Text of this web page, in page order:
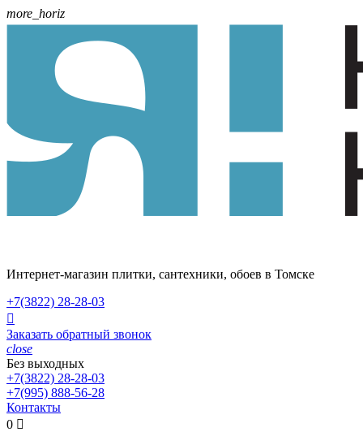
more_horiz
Интернет-магазин плитки, сантехники, обоев в Томске
+7(3822) 28-28-03

Заказать обратный звонок
close
Без выходных
+7(3822) 28-28-03
+7(995) 888-56-28
Контакты
0 